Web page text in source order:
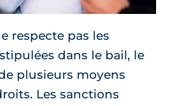
respecte pas les
dans le bail, le
plusieurs moyens
Les sanctions